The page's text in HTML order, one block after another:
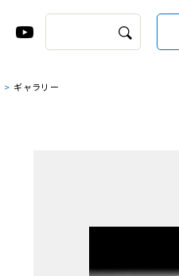
ギャラリー